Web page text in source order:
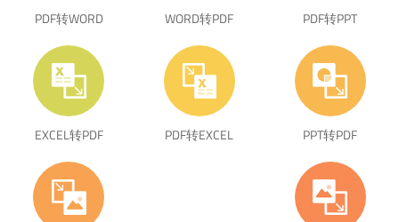
PDF转WORD WORD转PDF PDF转PPT
EXCEL转PDF PDF转EXCEL PPT转PDF